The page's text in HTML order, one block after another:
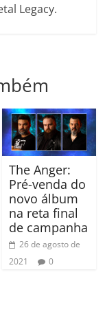
Legacy.
The Anger:
Pré-venda do
novo álbum
na reta final
de campanha
26 de agosto de
2021
0